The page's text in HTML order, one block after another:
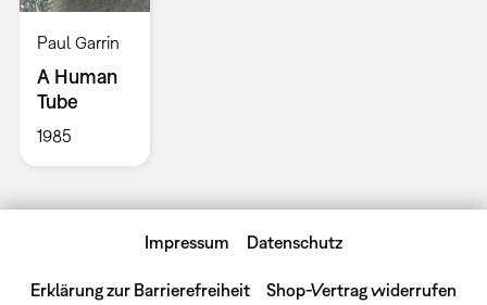
Paul Garrin
A Human
Tube
1985
Impressum Datenschutz
Erklärung zur Barrierefreiheit Shop-Vertrag widerrufen